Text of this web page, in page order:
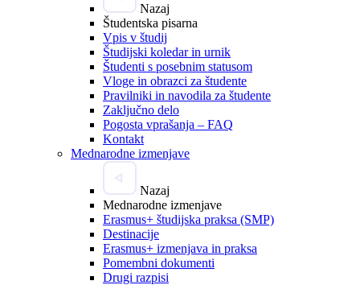
Nazaj
Študentska pisarna
Vpis v študij
Študijski koledar in urnik
Študenti s posebnim statusom
Vloge in obrazci za študente
Pravilniki in navodila za študente
Zaključno delo
Pogosta vprašanja – FAQ
Kontakt
Mednarodne izmenjave
Nazaj
Mednarodne izmenjave
Erasmus+ študijska praksa (SMP)
Destinacije
Erasmus+ izmenjava in praksa
Pomembni dokumenti
Drugi razpisi